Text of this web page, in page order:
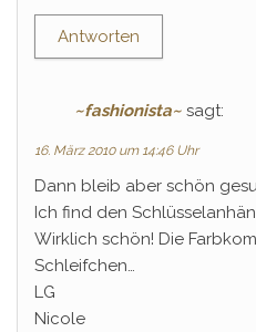
Antworten
~fashionista~ sagt:
16. März 2010 um 14:46 Uhr
Dann bleib aber schön
Ich find den
Wirklich schön! Die
Schleifchen…
LG
Nicole